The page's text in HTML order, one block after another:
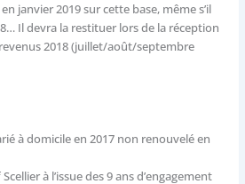
janvier 2019 sur cette base, même s’il
Il devra la restituer lors de la réception
2018 (juillet/août/septembre
à domicile en 2017 non renouvelé en
à l’issue des 9 ans d’engagement